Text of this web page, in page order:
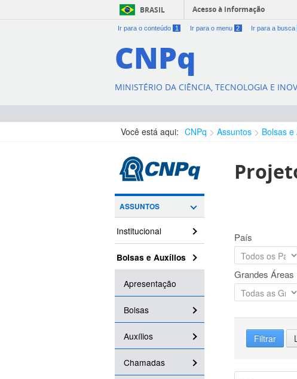
BRASIL Acesso à informação
Ir para o conteúdo 1 Ir para o menu 2 Ir para a busca
CNPq
MINISTÉRIO DA CIÊNCIA, TECNOLOGIA E
Você está aqui: CNPq Assuntos Bolsas
ASSUNTOS
Institucional
Bolsas e Auxílios
Apresentação
Bolsas
Auxílios
Chamadas
País
Grandes Áreas
Filtrar